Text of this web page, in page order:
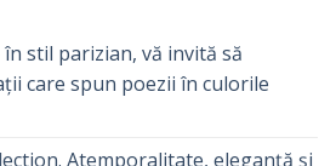
stil parizian, vă invită să
care spun poezii în culorile
Atemporalitate, eleganță și